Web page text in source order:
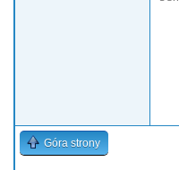
Góra strony